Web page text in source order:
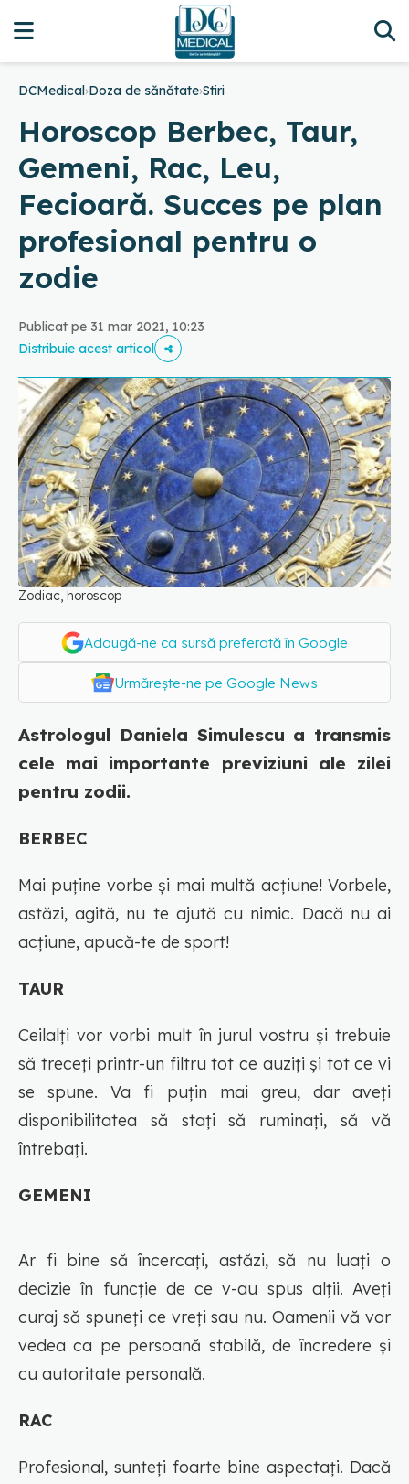
DCMedical›Doza de sănătate›Stiri
Horoscop Berbec, Taur,
Gemeni, Rac, Leu,
Fecioară. Succes pe plan
profesional pentru o
zodie
Publicat pe 31 mar 2021, 10:23
Distribuie acest articol
Zodiac, horoscop
Adaugă-ne ca sursă preferată în Google
Urmărește-ne pe Google News
Astrologul Daniela Simulescu a transmis
cele mai importante previziuni ale zilei
pentru zodii.
BERBEC
Mai puţine vorbe şi mai multă acţiune! Vorbele,
astăzi, agită, nu te ajută cu nimic. Dacă nu ai
acţiune, apucă-te de sport!
TAUR
Ceilalţi vor vorbi mult în jurul vostru şi trebuie
să treceţi printr-un filtru tot ce auziţi şi tot ce vi
se spune. Va fi puţin mai greu, dar aveţi
disponibilitatea să staţi să ruminaţi, să vă
întrebaţi.
GEMENI
Ar fi bine să încercaţi, astăzi, să nu luaţi o
decizie în funcţie de ce v-au spus alţii. Aveţi
curaj să spuneţi ce vreţi sau nu. Oamenii vă vor
vedea ca pe persoană stabilă, de încredere şi
cu autoritate personală.
RAC
Profesional, sunteţi foarte bine aspectaţi. Dacă